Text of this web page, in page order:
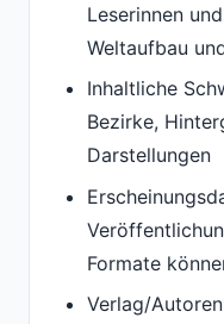
Leserinnen
Weltaufbau
Inhaltliche
Bezirke,
Darstellungen
Formate
Verlag/